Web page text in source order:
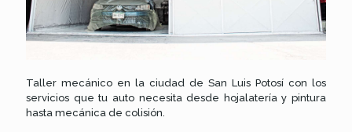
Taller mecánico en la ciudad de San Luis Potosí con los
servicios que tu auto necesita desde hojalatería y pintura
hasta mecánica de colisión.